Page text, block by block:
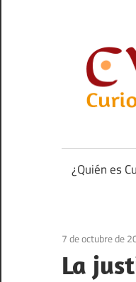
contenido
anécdotas
de
¿Quién es
7 de octubre de
La